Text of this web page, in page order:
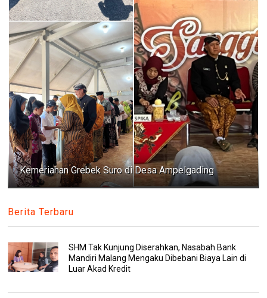
Kemeriahan Grebek Suro di Desa Ampelgading
Berita Terbaru
SHM Tak Kunjung Diserahkan, Nasabah Bank
Mandiri Malang Mengaku Dibebani Biaya Lain di
Luar Akad Kredit